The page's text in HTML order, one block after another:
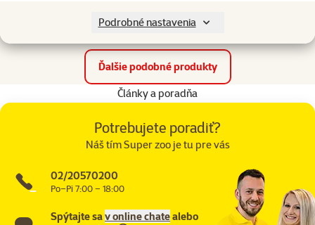
Podrobné nastavenia
Ďalšie podobné produkty
Články a poradňa
Potrebujete poradiť?
Náš tím Super zoo je tu pre vás
02/20570200
Po–Pi 7:00 – 18:00
Spýtajte sav online chatealebo